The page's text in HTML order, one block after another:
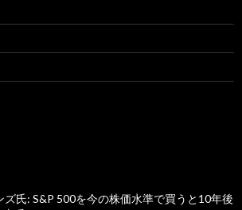
氏: S&P 500を今の株価水準で買うと10年後